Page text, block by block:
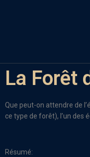
La Forêt
Que peut-on attendre de
ce type de forêt), l’un des
Résumé: